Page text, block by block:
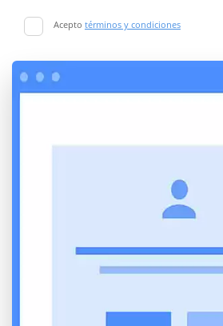
Acepto términos y condiciones